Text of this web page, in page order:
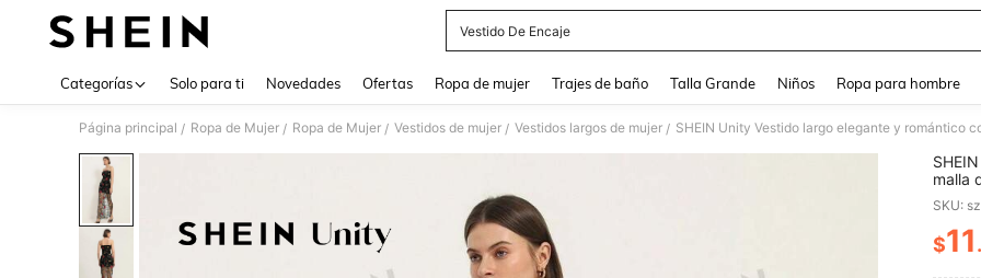
Vestido De Encaje
Categorías Solo para ti Novedades Ofertas Ropa de mujer Trajes de baño Talla Grande Niños Ropa para hombre
Página principal / Ropa de Mujer / Ropa de Mujer / Vestidos de mujer / Vestidos largos de mujer / SHEIN Unity Vestido largo elegante y romántico
malla
SKU:
$11